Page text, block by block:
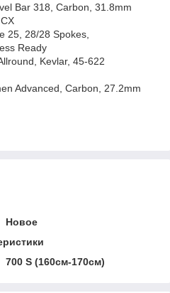
Bar 318, Carbon, 31.8mm
25, 28/28 Spokes,
Ready
Kevlar, 45-622
Advanced, Carbon, 27.2mm
Новое
700 S (160см-170см)